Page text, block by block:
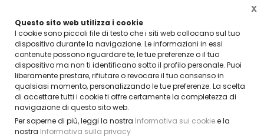
Questo sito web utilizza i cookie
I cookie sono piccoli file di testo che i siti web collocano sul tuo
dispositivo durante la navigazione. Le informazioni in essi
contenute possono riguardare te, le tue preferenze o il tuo
dispositivo ma non ti identificano sotto il profilo personale. Puoi
liberamente prestare, rifiutare o revocare il tuo consenso in
qualsiasi momento, personalizzando le tue preferenze. La scelta
di accettare tutti i cookie ti offre certamente la completezza di
navigazione di questo sito web.
Per saperne di più, leggi la nostra Informativa sui cookiee la
nostra Informativa sulla privacy
X
CLICCA E SCOPRI I COUPON ATTIVI ADESSO
Home IDEE E REGALI PERSONALIZZABILI TECHE, ALZATINE E CUBI IN PLEXIGLASS